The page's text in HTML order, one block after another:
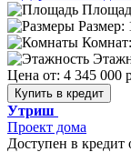
Размер:
Цена от: 4 345 000
Купить в кредит
Утриш
Проект дома
Доступен в кредит